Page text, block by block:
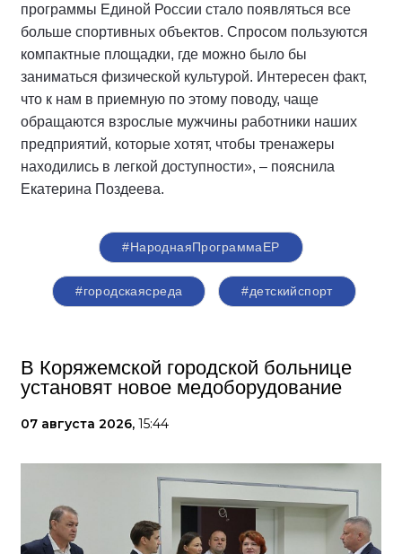
программы Единой России стало появляться все
больше спортивных объектов. Спросом пользуются
компактные площадки, где можно было бы
заниматься физической культурой. Интересен факт,
что к нам в приемную по этому поводу, чаще
обращаются взрослые мужчины работники наших
предприятий, которые хотят, чтобы тренажеры
находились в легкой доступности», – пояснила
Екатерина Поздеева.
#НароднаяПрограммаЕР
#городскаясреда #детскийспорт
В Коряжемской городской больнице
установят новое медоборудование
07 августа 2026, 15:44